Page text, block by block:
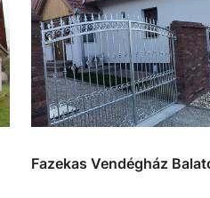
Fazekas Vendégház